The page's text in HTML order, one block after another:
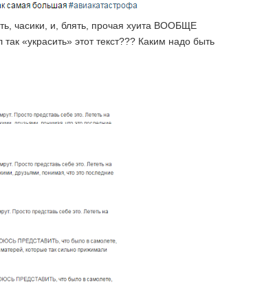
часики, и, блять, прочая хуита ВООБЩЕ
«украсить» этот текст??? Каким надо быть